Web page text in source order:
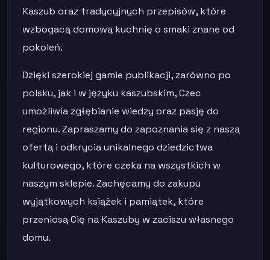
Kaszub oraz tradycyjnych przepisów, które
wzbogacą domową kuchnię o smaki znane od
pokoleń.
Dzięki szerokiej gamie publikacji, zarówno po
polsku, jak i w języku kaszubskim, Czec
umożliwia zgłębianie wiedzy oraz pasję do
regionu. Zapraszamy do zapoznania się z naszą
ofertą i odkrycia unikalnego dziedzictwa
kulturowego, które czeka na wszystkich w
naszym sklepie. Zachęcamy do zakupu
wyjątkowych książek i pamiątek, które
przeniosą Cię na Kaszuby w zaciszu własnego
domu.